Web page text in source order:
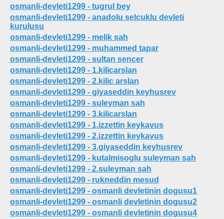
osmanli-devleti1299 - tugrul bey
osmanli-devleti1299 - anadolu selcuklu devleti
kurulusu
osmanli-devleti1299 - melik sah
osmanli-devleti1299 - muhammed tapar
osmanli-devleti1299 - sultan sencer
osmanli-devleti1299 - 1.kilicarslan
osmanli-devleti1299 - 2.kilic arslan
osmanli-devleti1299 - giyaseddin keyhusrev
osmanli-devleti1299 - suleyman sah
osmanli-devleti1299 - 3.kilicarslan
osmanli-devleti1299 - 1.izzettin keykavus
osmanli-devleti1299 - 2.izzettin keykavus
osmanli-devleti1299 - 3.giyaseddin keyhusrev
osmanli-devleti1299 - kutalmisoglu suleyman sah
osmanli-devleti1299 - 2.suleyman sah
osmanli-devleti1299 - rukneddin mesud
osmanli-devleti1299 - osmanli devletinin dogusu1
osmanli-devleti1299 - osmanli devletinin dogusu2
osmanli-devleti1299 - osmanli devletinin dogusu4